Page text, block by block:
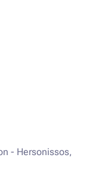
- Hersonissos,